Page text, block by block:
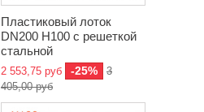
Пластиковый лоток
DN200 H100 с решеткой
стальной
2 553,75 руб -25%
3
405,00 руб